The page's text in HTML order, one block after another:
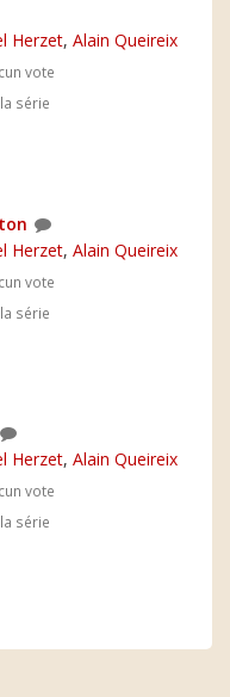
Herzet, Alain Queireix
vote
série
Herzet, Alain Queireix
vote
série
Herzet, Alain Queireix
vote
série